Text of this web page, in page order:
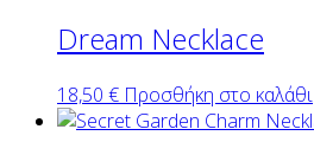
Dream Necklace
18,50 € Προσθήκη στο καλάθι